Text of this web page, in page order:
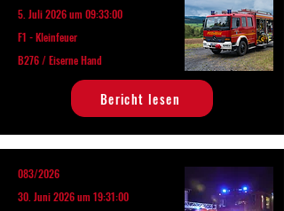
5. Juli 2026 um 09:33:00
F1 - Kleinfeuer
B276 / Eiserne Hand
Bericht lesen
083/2026
30. Juni 2026 um 19:31:00